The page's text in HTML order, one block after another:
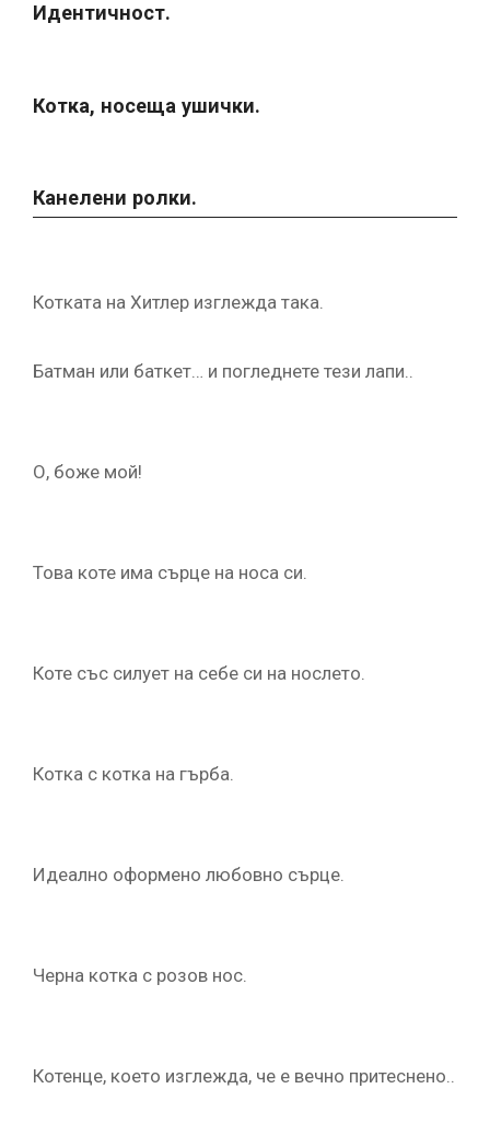
Идентичност.
Котка, носеща ушички.
Канелени ролки.
Котката на Хитлер изглежда така.
Батман или баткет… и погледнете тези лапи..
О, боже мой!
Това коте има сърце на носа си.
Коте със силует на себе си на нослето.
Котка с котка на гърба.
Идеално оформено любовно сърце.
Черна котка с розов нос.
Котенце, което изглежда, че е вечно притеснено..